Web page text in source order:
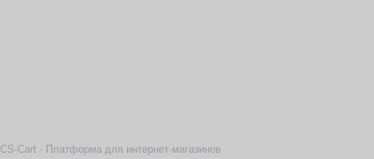
CS-Cart - Платформа для интернет-магазинов